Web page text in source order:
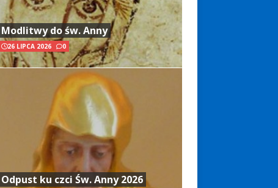
Modlitwy do św. Anny
26 LIPCA 2026 0
Odpust ku czci Św. Anny 2026